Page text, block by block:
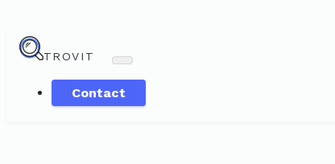
TROVIT
Contact